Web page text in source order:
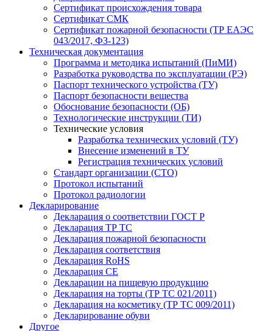
Сертификат происхождения товара
Сертификат СМК
Сертификат пожарной безопасности (ТР ЕАЭС
043/2017, ФЗ-123)
Техническая документация
Программа и методика испытаний (ПиМИ)
Разработка руководства по эксплуатации (РЭ)
Паспорт технического устройства (ТУ)
Паспорт безопасности вещества
Обоснование безопасности (ОБ)
Технологические инструкции (ТИ)
Технические условия
Разработка технических условий (ТУ)
Внесение изменений в ТУ
Регистрация технических условий
Стандарт организации (СТО)
Протокол испытаний
Протокол радиологии
Декларирование
Декларация о соответствии ГОСТ Р
Декларация ТР ТС
Декларация пожарной безопасности
Декларация соответствия
Декларация RoHS
Декларация СЕ
Декларации на пищевую продукцию
Декларация на торты (ТР ТС 021/2011)
Декларация на косметику (ТР ТС 009/2011)
Декларирование обуви
Другое